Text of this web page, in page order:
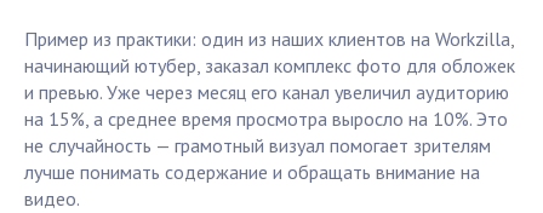
Пример из практики: один из наших клиентов на Workzilla,
начинающий ютубер, заказал комплекс фото для обложек
и превью. Уже через месяц его канал увеличил аудиторию
на 15%, а среднее время просмотра выросло на 10%. Это
не случайность — грамотный визуал помогает зрителям
лучше понимать содержание и обращать внимание на
видео.